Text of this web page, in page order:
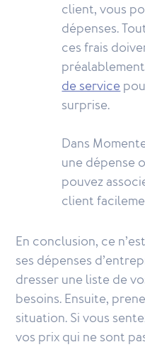
client, vous
dépenses.
ces frais
de service
surprise.
Dans
une dépense
pouvez
client
En conclusion, ce
ses dépenses
dresser une liste de
besoins. Ensuite,
situation. Si vous
vos prix qui ne sont